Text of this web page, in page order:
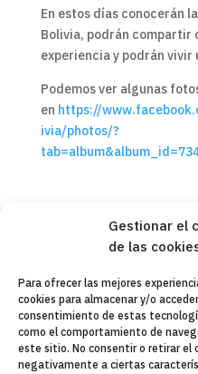
Gestionar el
de las
Para ofrecer las mejores
cookies para almacenar y/o
consentimiento de estas
como el comportamiento de
este sitio. No consentir o retirar
negativamente a ciertas
En estos días conocerán
Bolivia, podrán compartir
experiencia y podrán vivir
Podemos ver algunas
en https://
ivia/photos/?
Copyleft 2025
POLÍTICA